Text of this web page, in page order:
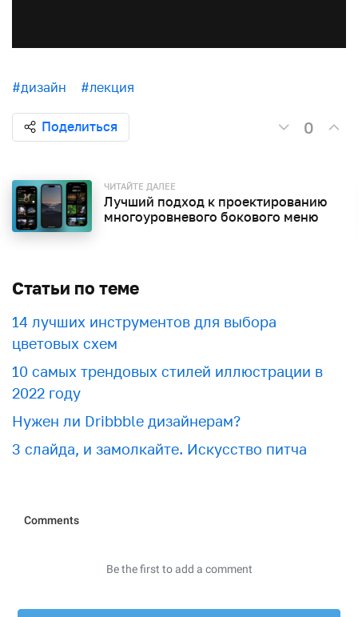
#дизайн #лекция
Поделиться 0
ЧИТАЙТЕ ДАЛЕЕ
Лучший подход к проектированию
многоуровневого бокового меню
Статьи по теме
​​14 лучших инструментов для выбора
цветовых схем
10 самых трендовых стилей иллюстрации в
2022 году
Нужен ли Dribbble дизайнерам?
3 слайда, и замолкайте. Искусство питча